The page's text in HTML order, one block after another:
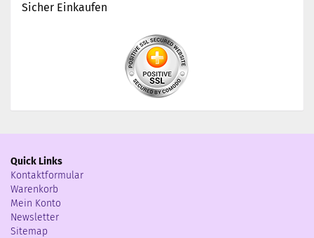
Sicher Einkaufen
Quick Links
Kontaktformular
Warenkorb
Mein Konto
Newsletter
Sitemap